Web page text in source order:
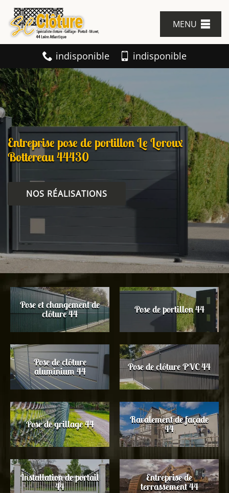
MENU
indisponible indisponible
Entreprise pose de portillon Le Loroux
Bottereau 44430
NOS RÉALISATIONS
Pose et changement de
clôture 44 Pose de portillon 44
Pose de clôture
aluminium 44 Pose de clôture PVC 44
Pose de grillage 44 Ravalement de façade
44
Installation de portail
44
Entreprise de
terrassement 44